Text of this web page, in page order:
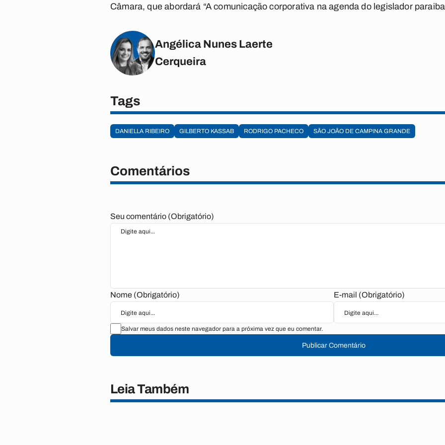
Câmara, que abordará “A comunicação corporativa na agenda do legislador
Angélica Nunes Laerte
Cerqueira
Tags
DANIELLA RIBEIRO GILBERTO KASSAB RODRIGO PACHECO SÃO JOÃO DE CAMPINA GRANDE
Comentários
Seu comentário (Obrigatório)
Nome (Obrigatório) E-mail (Obrigatório)
Salvar meus dados neste navegador para a próxima vez que eu comentar.
Publicar Comentário
Leia Também